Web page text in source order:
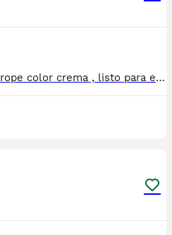
Bonito bulldog frances big rope color crema , listo para entregar con toda su vacunacion al día , criado en ambiente familiar